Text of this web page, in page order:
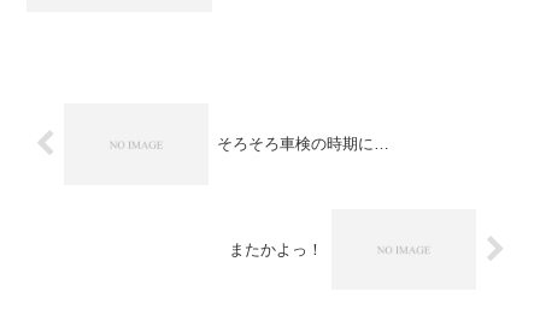
そろそろ車検の時期に…
またかよっ！